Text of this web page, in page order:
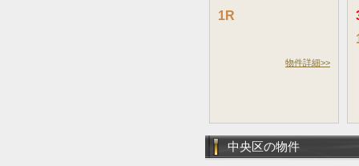
1R
物件詳細>>
中央区の物件